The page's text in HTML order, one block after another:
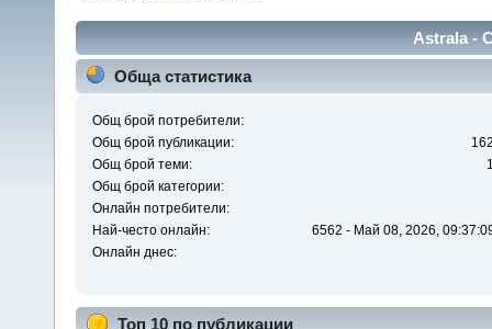
Astrala -
Обща статистика
Общ брой потребители:
Общ брой публикации:
Общ брой теми:
Общ брой категории:
Онлайн потребители:
Най-често онлайн:
6562 - Май 08, 2026,
Онлайн днес:
Топ 10 по публикации